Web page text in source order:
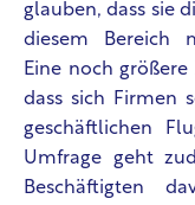
glauben, dass sie
diesem Bereich
Eine noch
dass sich Firmen
geschäftlichen
Umfrage geht
Beschäftigten